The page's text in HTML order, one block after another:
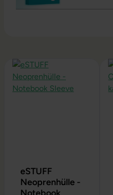
Produktgalerie überspringen
eSTUFF
Neoprenhülle -